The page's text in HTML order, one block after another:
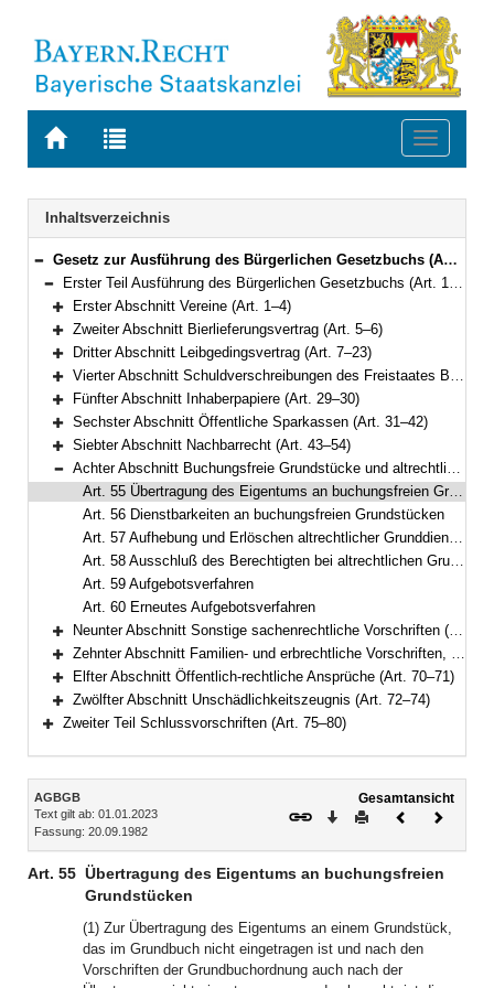
Zur
BAYERN.RECHT
Zur
letzten
Suche
Toggle
Navigation
Inhaltsverzeichnis
Bereich reduzieren
Gesetz zur Ausführung des Bürgerlichen Gesetzbuchs (AGBGB) Vom 20. September 1982 (BayRS IV S. 571) BayRS 400-1-J (Art. 1–80)
Bereich reduzieren
Erster Teil Ausführung des Bürgerlichen Gesetzbuchs (Art. 1–74)
Bereich erweitern
Erster Abschnitt Vereine (Art. 1–4)
Bereich erweitern
Zweiter Abschnitt Bierlieferungsvertrag (Art. 5–6)
Bereich erweitern
Dritter Abschnitt Leibgedingsvertrag (Art. 7–23)
Bereich erweitern
Vierter Abschnitt Schuldverschreibungen des Freistaates Bayern und anderer ihm angehörender juristischer Personen des öffentlichen Rechts (Art. 24–28)
Bereich erweitern
Fünfter Abschnitt Inhaberpapiere (Art. 29–30)
Bereich erweitern
Sechster Abschnitt Öffentliche Sparkassen (Art. 31–42)
Bereich erweitern
Siebter Abschnitt Nachbarrecht (Art. 43–54)
Bereich reduzieren
Achter Abschnitt Buchungsfreie Grundstücke und altrechtliche Grunddienstbarkeiten (Art. 55–60)
Art. 55 Übertragung des Eigentums an buchungsfreien Grundstücken
Art. 56 Dienstbarkeiten an buchungsfreien Grundstücken
Art. 57 Aufhebung und Erlöschen altrechtlicher Grunddienstbarkeiten
Art. 58 Ausschluß des Berechtigten bei altrechtlichen Grunddienstbarkeiten
Art. 59 Aufgebotsverfahren
Art. 60 Erneutes Aufgebotsverfahren
Bereich erweitern
Neunter Abschnitt Sonstige sachenrechtliche Vorschriften (Art. 61–66)
Bereich erweitern
Zehnter Abschnitt Familien- und erbrechtliche Vorschriften, Vollziehung von Auflagen (Art. 67–69)
Bereich erweitern
Elfter Abschnitt Öffentlich-rechtliche Ansprüche (Art. 70–71)
Bereich erweitern
Zwölfter Abschnitt Unschädlichkeitszeugnis (Art. 72–74)
Zweiter Teil Schlussvorschriften (Art. 75–80)
Inhalt
AGBGB
Text gilt ab: 01.01.2023
Fassung: 20.09.1982
Gesamtansicht
Download
DruckenVorheriges
Art. 55 Übertragung des Eigentums an buchungsfreien
Grundstücken
(1) Zur Übertragung des Eigentums an einem Grundstück,
das im Grundbuch nicht eingetragen ist und nach den
Vorschriften der Grundbuchordnung auch nach der